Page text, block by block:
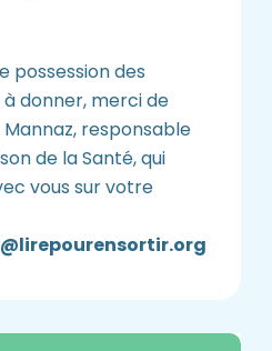
possession des
donner, merci de
responsable
de la Santé, qui
vous sur votre